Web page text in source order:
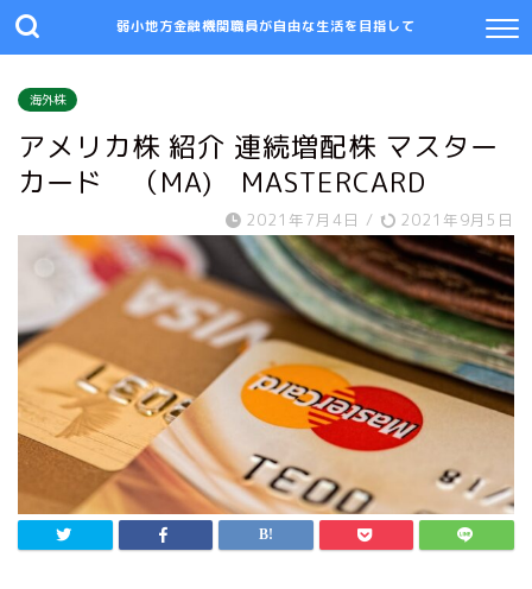
弱小地方金融機関職員が自由な生活を目指して
海外株
アメリカ株 紹介 連続増配株 マスター
カード （MA) MASTERCARD
2021年7月4日 / 2021年9月5日